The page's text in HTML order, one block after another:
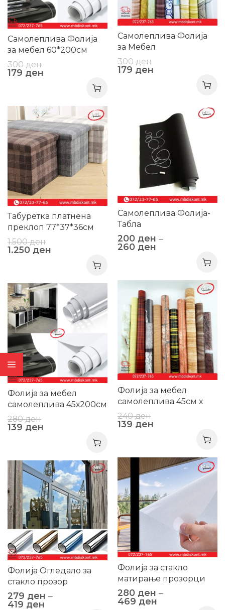
Самолеплива Фолија
за Мебел
300ден
179 ден
Самолеплива Фолија
за мебел 60*200см
300ден
179 ден
Самолеплива Фолија-
Табла
200 ден –
260 ден
-17%
Табуретка платнена
преклоп 77*37*36см
ек444-6
1.500ден
1.250 ден
Фолија за мебел
самолеплива 45см х
200см
240ден
139 ден
-50%
Фолија за мебел
самолеплива 45х200см
280ден
139 ден
-44%
Фолија за стакло
матирање прозорци
280 ден –
469 ден
-44%
Фолија Огледало за
стакло прозор
279 ден –
419 ден